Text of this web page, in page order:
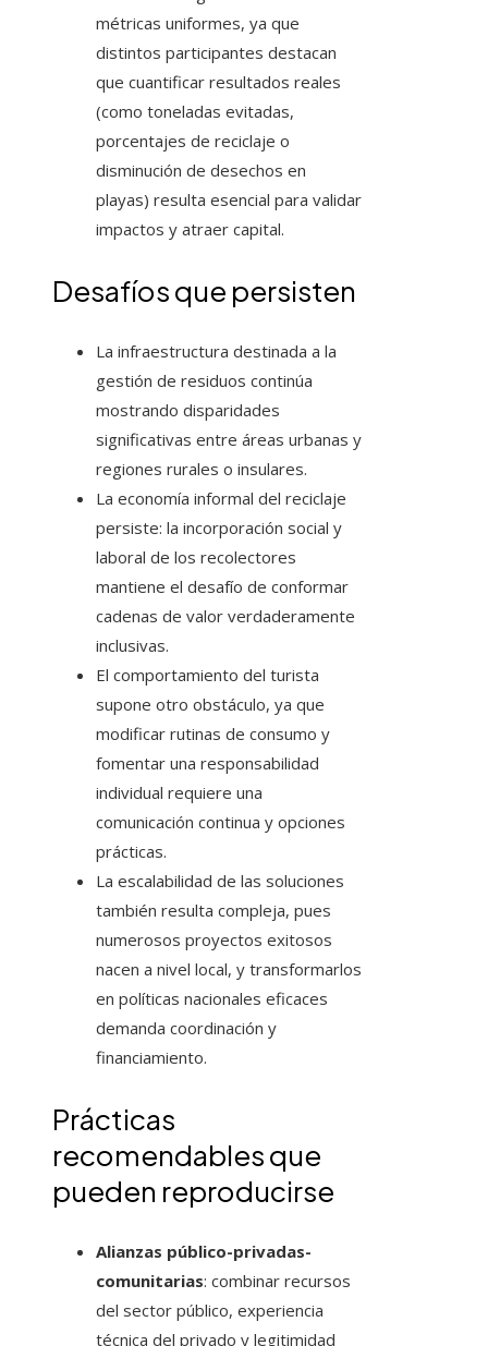
métricas uniformes, ya que
distintos participantes destacan
que cuantificar resultados reales
(como toneladas evitadas,
porcentajes de reciclaje o
disminución de desechos en
playas) resulta esencial para validar
impactos y atraer capital.
Desafíos que persisten
La infraestructura destinada a la
gestión de residuos continúa
mostrando disparidades
significativas entre áreas urbanas y
regiones rurales o insulares.
La economía informal del reciclaje
persiste: la incorporación social y
laboral de los recolectores
mantiene el desafío de conformar
cadenas de valor verdaderamente
inclusivas.
El comportamiento del turista
supone otro obstáculo, ya que
modificar rutinas de consumo y
fomentar una responsabilidad
individual requiere una
comunicación continua y opciones
prácticas.
La escalabilidad de las soluciones
también resulta compleja, pues
numerosos proyectos exitosos
nacen a nivel local, y transformarlos
en políticas nacionales eficaces
demanda coordinación y
financiamiento.
Prácticas
recomendables que
pueden reproducirse
Alianzas público-privadas-
comunitarias: combinar recursos
del sector público, experiencia
técnica del privado y legitimidad